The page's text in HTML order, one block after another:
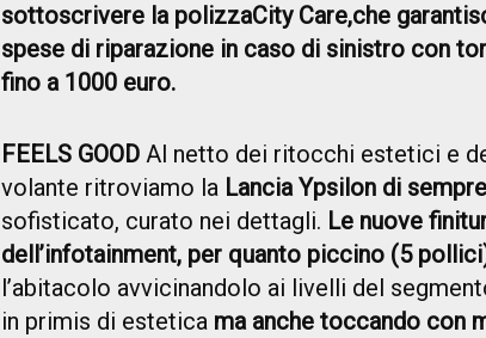
sottoscrivere la polizzaCity Care,che
spese di riparazione in caso di sinistro con
fino a 1000 euro.
FEELS GOOD Al netto dei ritocchi estetici e
volante ritroviamo la Lancia Ypsilon di
sofisticato, curato nei dettagli. Le nuove
dell’infotainment, per quanto piccino (5
l’abitacolo avvicinandolo ai livelli del
in primis di estetica ma anche toccando con